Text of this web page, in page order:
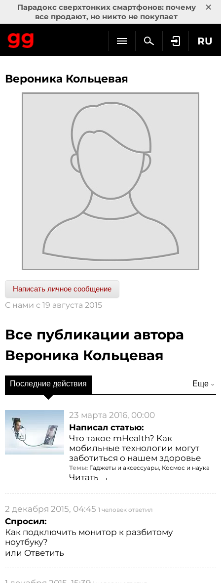
Парадокс сверхтонких смартфонов: почему
все продают, но никто не покупает
×
RU
Вероника Кольцевая
Написать личное сообщение
С нами с 19 августа 2015
Все публикации автора
Вероника Кольцевая
Еще
Последние действия
23 марта 2016, 00:00
Написал статью:
Что такое mHealth? Как
мобильные технологии могут
заботиться о нашем здоровье
Темы: Гаджеты и аксессуары, Космос и наука
Читать →
2 декабря 2015, 04:45 1 человек ответил
Спросил:
Как подключить монитор к разбитому
ноутбуку?
или Ответить